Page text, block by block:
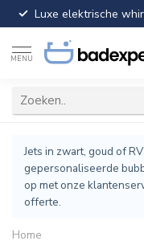
Luxe elektrische
MENU
Jets in zwart, goud of
gepersonaliseerde
op met onze
offerte.
Home